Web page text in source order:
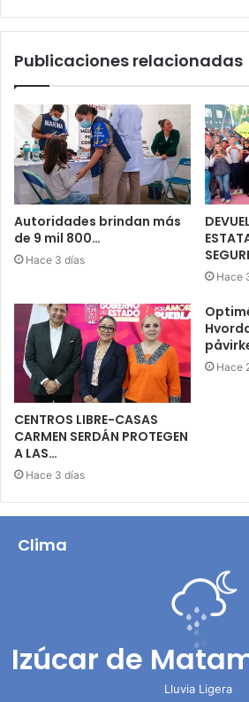
Publicaciones relacionadas
Autoridades brindan más
de 9 mil 800…
Hace 3 días
Hace
CENTROS LIBRE-CASAS
CARMEN SERDÁN PROTEGEN
A LAS…
Hace 3 días
Hace
Clima
Izúcar de
Lluvia Ligera